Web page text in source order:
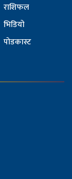
राशिफल
भिडियो
पोडकास्ट